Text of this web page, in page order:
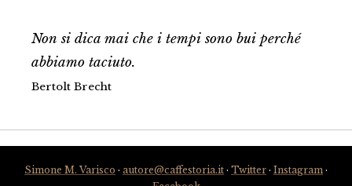
Non si dica mai che i tempi sono bui perché
abbiamo taciuto.
Bertolt Brecht
Simone M. Varisco · autore@caffestoria.it · Twitter · Instagram ·